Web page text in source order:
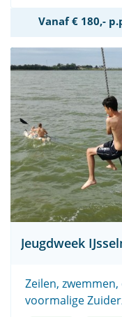
Vanaf € 180,-
Jeugdweek
Zeilen,
voormalige